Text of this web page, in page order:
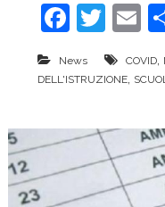
F
c
b
o
o
T
w
itt
E
ai
News COVID,
DELL'ISTRUZIONE,